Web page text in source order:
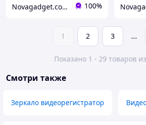
Novagadget.com.ua - сучасний інтернет-магазин техніки 100%
1 2 3 ...
Показано 1 - 29 товаров
Смотри также
Зеркало видеорегистратор